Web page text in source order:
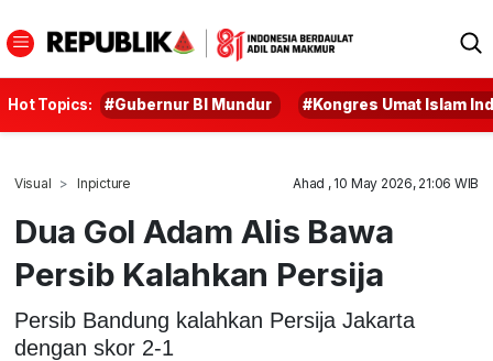
Hot Topics: #Gubernur BI Mundur #Kongres Umat Islam
Visual Inpicture Ahad , 10 May 2026, 21:06 WIB
Dua Gol Adam Alis Bawa
Persib Kalahkan Persija
Persib Bandung kalahkan Persija Jakarta
dengan skor 2-1